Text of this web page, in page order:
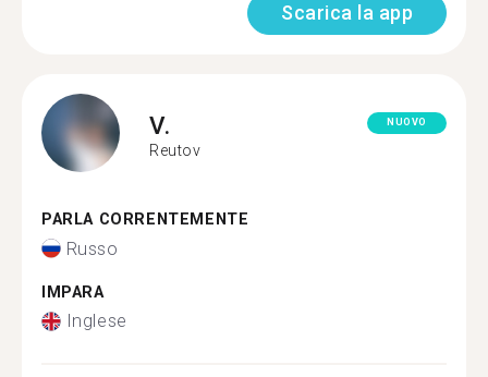
Scarica la app
V.
Reutov
NUOVO
PARLA CORRENTEMENTE
Russo
IMPARA
Inglese